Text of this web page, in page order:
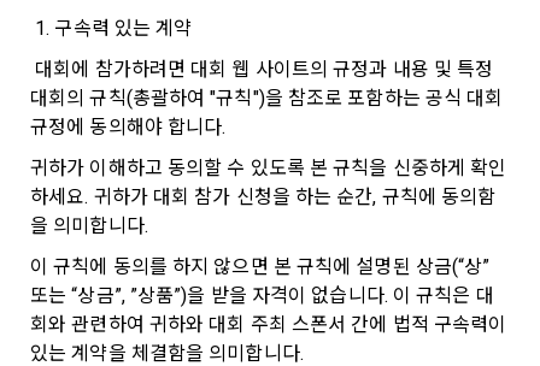
9. "아이디"라 함은 회원의 식별과 회원의 서비스 이용을 위하여
"회원"이 가입 시 사용한 이메일 주소를 말한다.
10. "비밀번호"라 함은 "회사"의 서비스를 이용하려는 사람이 아
이디를 부여받은 자와 동일인임을 확인하고 "회원"의 권익을 보
호하기 위하여 "회원"이 선정한 문자와 숫자의 조합 또는 이와
동일한 용도로 쓰이는 “사이트”에서 자동 생성된 인증코드를 말
한다.
제 3 조 (효력의 발생 및 변경)
본 약관은 온라인을 통하여 “회원”에게 공시함으로써 효력을 발
생한다. 이전 이용약관 보러가기 >
1) 회원관리
회원제 서비스 이용에 따른 본인확인, 본인의 의사확인, 고객문
의에 대한 응답, 새로운 정보의 소개 및 고지사항 전달
2) 서비스 제공에 관한 계약 이행 및 서비스 제공에 따른 요금정
산
본인인증, 채용정보 매칭 및 컨텐츠 제공을 위한 개인식별, 회원
방지와 비인가 사용방지
3) 서비스 개발 및 마케팅ㆍ광고 활용
이용약관
개인정보 처리방침
대회 주최 문의
데이콘 채용
한국어
데이콘(주) | 대표 김국진 | 699-81-01021
통신판매업 신고번호: 제 2021-서울영등포-1704호
직업정보제공사업 신고번호: J1204020250004
서울특별시 영등포구 은행로 3 익스콘벤처타워 901호
이메일dacon@dacon.io | 전화번호: 070-4102-0545
1. 구속력 있는 계약
대회에 참가하려면 대회 웹 사이트의 규정과 내용 및 특정
대회의 규칙(총괄하여 "규칙")을 참조로 포함하는 공식 대회
규정에 동의해야 합니다.
귀하가 이해하고 동의할 수 있도록 본 규칙을 신중하게 확인
하세요. 귀하가 대회 참가 신청을 하는 순간, 규칙에 동의함
을 의미합니다.
이 규칙에 동의를 하지 않으면 본 규칙에 설명된 상금(“상”
또는 “상금”, ”상품”)을 받을 자격이 없습니다. 이 규칙은 대
회와 관련하여 귀하와 대회 주최 스폰서 간에 법적 구속력이
있는 계약을 체결함을 의미합니다.